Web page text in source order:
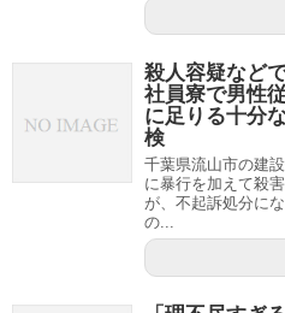
殺人容疑など
社員寮で男性
に足りる十分
検
千葉県流山市の建
に暴行を加えて殺
が、不起訴処分に
の...